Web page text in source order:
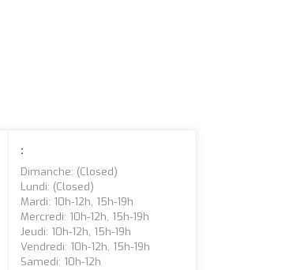
:
Dimanche: (closed)
Lundi: (closed)
Mardi: 10h-12h, 15h-19h
Mercredi: 10h-12h, 15h-19h
Jeudi: 10h-12h, 15h-19h
Vendredi: 10h-12h, 15h-19h
Samedi: 10h-12h